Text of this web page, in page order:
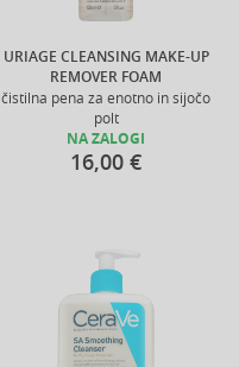
URIAGE CLEANSING MAKE-UP
REMOVER FOAM
čistilna pena za enotno in sijočo
polt
NA ZALOGI
16,00 €